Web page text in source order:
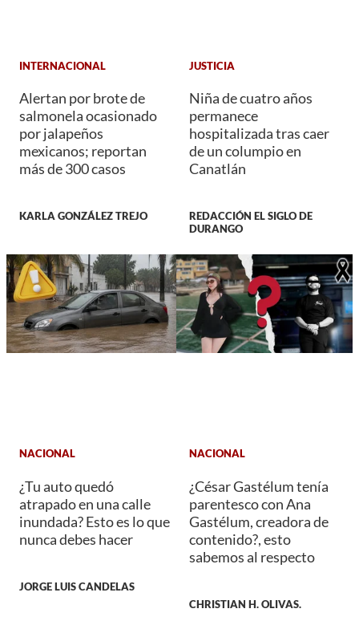
INTERNACIONAL
Alertan por brote de
salmonela ocasionado
por jalapeños
mexicanos; reportan
más de 300 casos
KARLA GONZÁLEZ TREJO
JUSTICIA
Niña de cuatro años
permanece
hospitalizada tras caer
de un columpio en
Canatlán
REDACCIÓN EL SIGLO DE
DURANGO
NACIONAL
¿Tu auto quedó
atrapado en una calle
inundada? Esto es lo que
nunca debes hacer
JORGE LUIS CANDELAS
NACIONAL
¿César Gastélum tenía
parentesco con Ana
Gastélum, creadora de
contenido?, esto
sabemos al respecto
CHRISTIAN H. OLIVAS.